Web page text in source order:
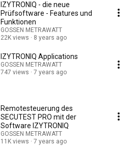
IZYTRONIQ - die neue
Prüfsoftware - Features und
Funktionen
GOSSEN METRAWATT
22K views
8 years ago
IZYTRONIQ Applications
GOSSEN METRAWATT
747 views
7 years ago
Remotesteuerung des
SECUTEST PRO mit der
Software IZYTRONIQ
GOSSEN METRAWATT
11K views
7 years ago